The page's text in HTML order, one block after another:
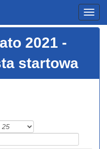
2021 -
startowa